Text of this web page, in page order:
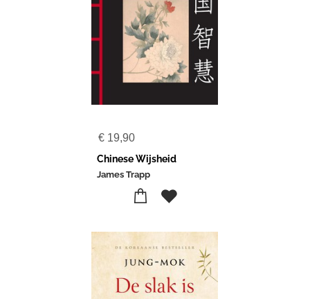
€ 19,90
Chinese Wijsheid
James Trapp